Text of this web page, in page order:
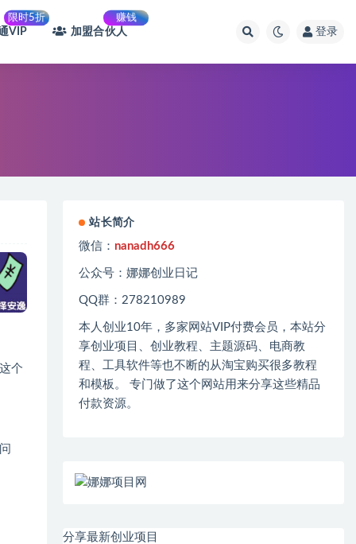
VIP
限时5折
加盟合伙人
赚钱
登录
个
站长简介
微信： nanadh666
公众号：娜娜创业日记
QQ群：278210989
本人创业10年，多家网站VIP付费会员，本站分
享创业项目、创业教程、主题源码、电商教
程、工具软件等也不断的从淘宝购买很多教程
和模板。 专门做了这个网站用来分享这些精品
付款资源。
分享最新创业项目